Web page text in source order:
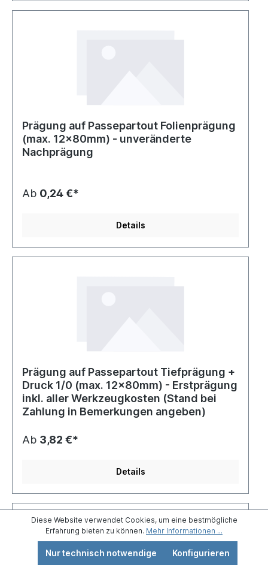
Prägung auf Passepartout Folienprägung
(max. 12x80mm) - unveränderte
Nachprägung
Ab 0,24 €*
Details
Prägung auf Passepartout Tiefprägung +
Druck 1/0 (max. 12x80mm) - Erstprägung
inkl. aller Werkzeugkosten (Stand bei
Zahlung in Bemerkungen angeben)
Ab 3,82 €*
Details
Diese Website verwendet Cookies, um eine bestmögliche
Erfahrung bieten zu können. Mehr Informationen ...
Nur technisch notwendige Konfigurieren